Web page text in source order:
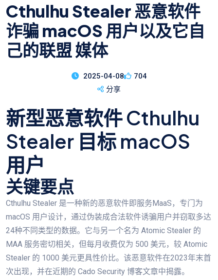
Cthulhu Stealer 恶意软件
诈骗 macOS 用户以及它自
己的联盟 媒体
2025-04-08
704
分享
新型恶意软件 Cthulhu
Stealer 目标 macOS
用户
关键要点
Cthulhu Stealer 是一种新的恶意软件即服务MaaS，专门为
macOS 用户设计，通过伪装成合法软件诱骗用户并窃取多达
24种不同类型的数据。它与另一个名为 Atomic Stealer 的
MAA 服务密切相关，但每月收费仅为 500 美元，较 Atomic
Stealer 的 1000 美元更具性价比。该恶意软件在2023年末首
次出现，并在近期的 Cado Security 博客文章中揭露。